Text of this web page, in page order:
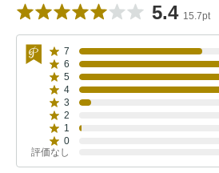
5.4 15.7pt
7
6
5
4
3
2
1
0
評価なし